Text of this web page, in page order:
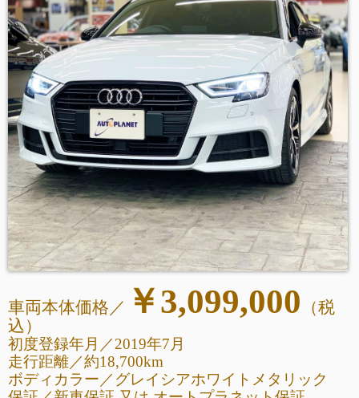
車両本体価格／ ￥3,099,000 （税
込）
初度登録年月／2019年7月
走行距離／約18,700km
ボディカラー／グレイシアホワイトメタリック